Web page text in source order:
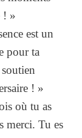
! »
est un
pour ta
! »
où tu as
merci. Tu es